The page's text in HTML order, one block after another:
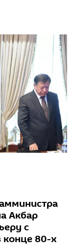
Акбар
с
конце 80-х